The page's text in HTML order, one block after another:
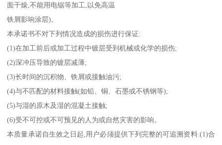
面干燥,不能用电锯等加工,以免高温
铁屑影响涂层)。
本承诺书不对下列情况造成的损伤进行保证:
(1)在加工前后或加工过程中镀层受到机械或化学的损伤;
(2)深冲压导致的镀层减薄;
(3)长时间的沉积物、铁屑或接触油污;
(4)与不匹配的材料接触(如铅、铜、石墨或不锈钢等);
(5)与湿的原木及湿的混凝土接触;
(6)受不可控或不可预见的人为或自然灾害的影响。
本质量承诺自生效之日起,用户必须提供下列完整的可追溯资料:(1)合